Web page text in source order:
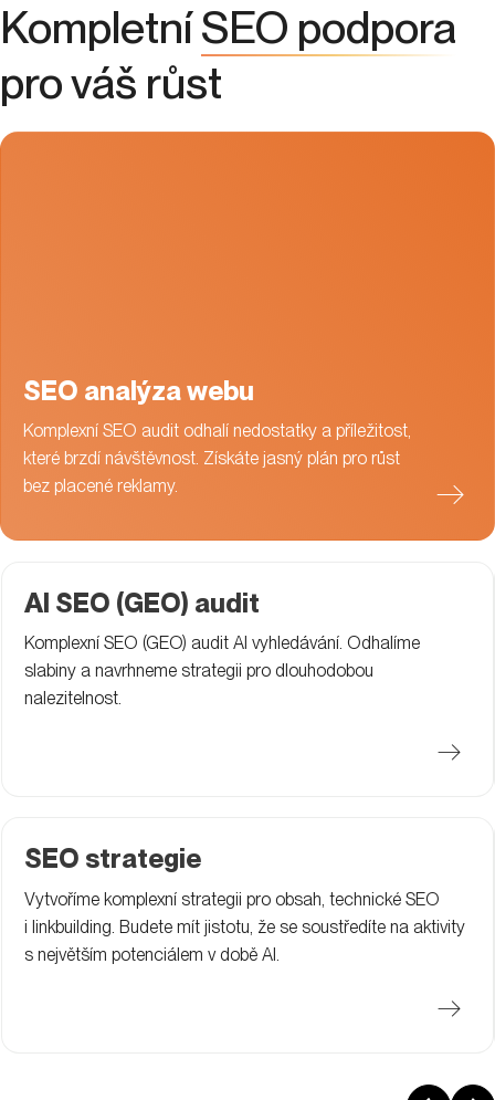
KompletníSEO podpora
pro váš růst
SEO analýza webu
Komplexní SEO audit odhalí nedostatky a příležitost,
které brzdí návštěvnost. Získáte jasný plán pro růst
bez placené reklamy.
AI SEO (GEO) audit
Komplexní SEO (GEO) audit AI vyhledávání. Odhalíme
slabiny a navrhneme strategii pro dlouhodobou
nalezitelnost.
SEO strategie
Vytvoříme komplexní strategii pro obsah, technické SEO
i linkbuilding. Budete mít jistotu, že se soustředíte na aktivity
s největším potenciálem v době AI.